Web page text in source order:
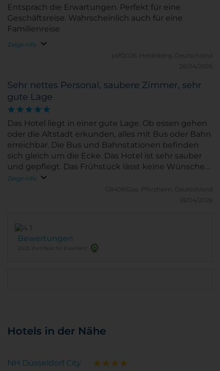
Entsprach die Erwartungen. Perfekt für eine
Geschäftsreise. Wahrscheinlich auch für eine
Familienreise
Zeige Info
psff2026.
Heidelberg, Deutschland
28/04/2026
Sehr nettes Personal, saubere Zimmer, sehr
gute Lage
Das Hotel liegt in einer gute Lage. Ob essen gehen
oder die Altstadt erkunden, alles mit Bus oder Bahn
erreichbar. Die Bus und Bahnstationen befinden
sich gleich um die Ecke. Das Hotel ist sehr sauber
und gepflegt. Das Frühstück lässt keine Wünsche
offen.
Zeige Info
G8408SJas.
Pforzheim, Deutschland
26/04/2026
Bewertungen
2025 Zertifikat für Exzellenz
Hotels in der Nähe
NH Düsseldorf City